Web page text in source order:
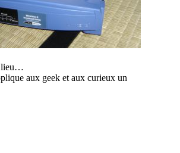
lieu…
aux geek et aux curieux un